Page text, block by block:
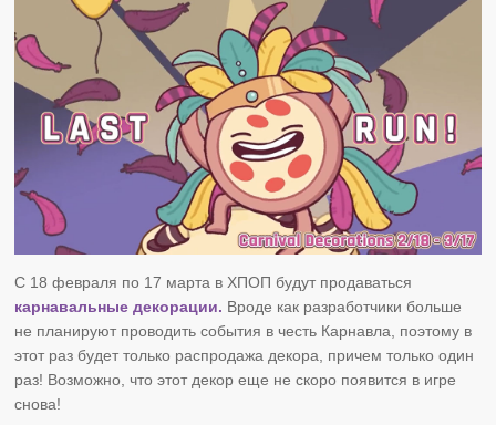
С 18 февраля по 17 марта в ХПОП будут продаваться
карнавальные декорации. Вроде как разработчики больше
не планируют проводить события в честь Карнавла, поэтому в
этот раз будет только распродажа декора, причем только один
раз! Возможно, что этот декор еще не скоро появится в игре
снова!